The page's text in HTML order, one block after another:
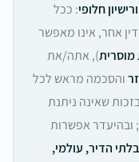
חלופי: ככל
תשס"ח‑2007, או כל דין אחר, אינו מאפשר
מוסרית), אתה/את
והסכמה מראש לכל
שאינה ניתנת
אפשרות
בלתי הדיר, עולמי,